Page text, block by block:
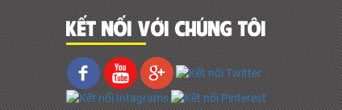
KẾT NỐI VỚI CHÚNG TÔI